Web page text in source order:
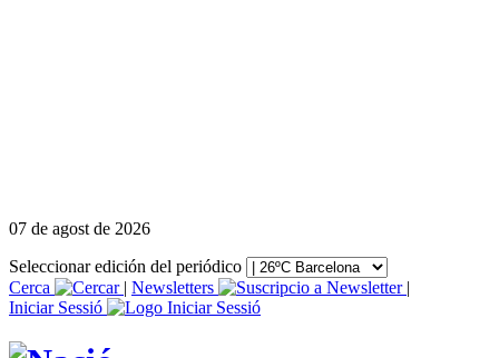
07 de agost de 2026
Seleccionar edición del periódico
Cerca
| Newsletters
|
Iniciar Sessió